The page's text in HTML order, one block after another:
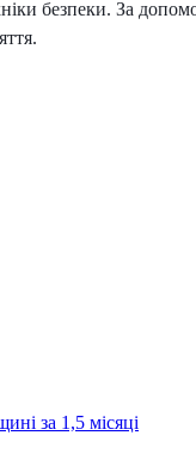
безпеки. За
за 1,5 місяці